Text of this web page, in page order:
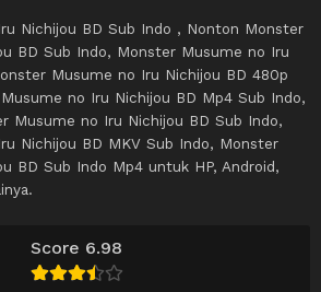
Score 6.98
Nichijou BD Sub Indo , Nonton Monster
BD Sub Indo, Monster Musume no Iru
Musume no Iru Nichijou BD 480p
no Iru Nichijou BD Mp4 Sub Indo,
Musume no Iru Nichijou BD Sub Indo,
Nichijou BD MKV Sub Indo, Monster
BD Sub Indo Mp4 untuk HP, Android,